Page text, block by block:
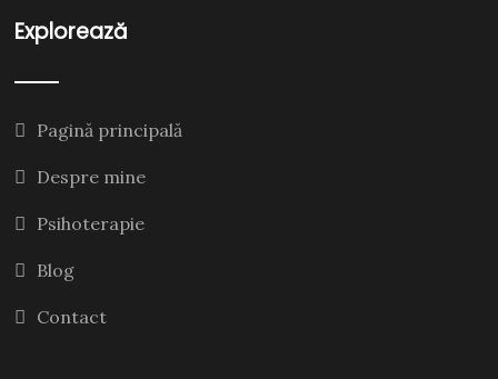
Explorează
Pagină principală
Despre mine
Psihoterapie
Blog
Contact